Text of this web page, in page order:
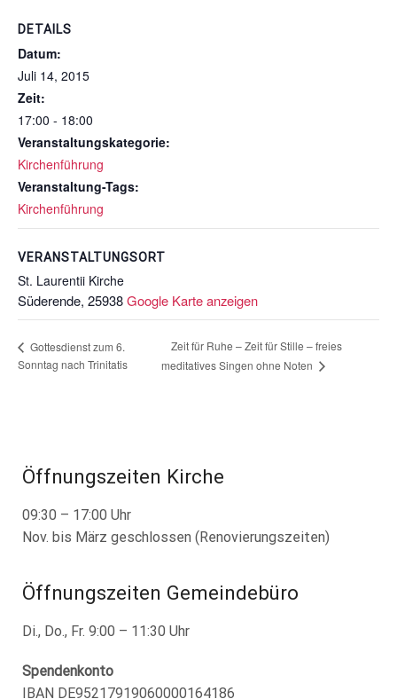
DETAILS
Datum:
Juli 14, 2015
Zeit:
17:00 - 18:00
Veranstaltungskategorie:
Kirchenführung
Veranstaltung-Tags:
Kirchenführung
VERANSTALTUNGSORT
St. Laurentii Kirche
Süderende, 25938Google Karte anzeigen
Gottesdienst zum 6.
Sonntag nach Trinitatis
Zeit für Ruhe – Zeit für Stille – freies
meditatives Singen ohne Noten
Öffnungszeiten Kirche
09:30 – 17:00 Uhr
Nov. bis März geschlossen (Renovierungszeiten)
Öffnungszeiten Gemeindebüro
Di., Do., Fr. 9:00 – 11:30 Uhr
Spendenkonto
IBAN DE95217919060000164186